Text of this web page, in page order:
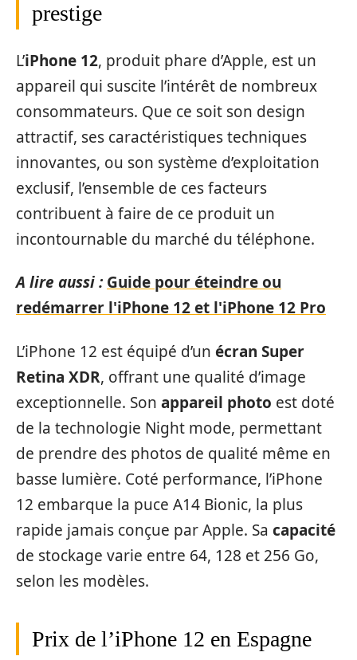
prestige
L’iPhone 12, produit phare d’Apple, est un
appareil qui suscite l’intérêt de nombreux
consommateurs. Que ce soit son design
attractif, ses caractéristiques techniques
innovantes, ou son système d’exploitation
exclusif, l’ensemble de ces facteurs
contribuent à faire de ce produit un
incontournable du marché du téléphone.
A lire aussi : Guide pour éteindre ou
redémarrer l'iPhone 12 et l'iPhone 12 Pro
L’iPhone 12 est équipé d’un écran Super
Retina XDR, offrant une qualité d’image
exceptionnelle. Son appareil photo est doté
de la technologie Night mode, permettant
de prendre des photos de qualité même en
basse lumière. Coté performance, l’iPhone
12 embarque la puce A14 Bionic, la plus
rapide jamais conçue par Apple. Sa capacité
de stockage varie entre 64, 128 et 256 Go,
selon les modèles.
Prix de l’iPhone 12 en Espagne